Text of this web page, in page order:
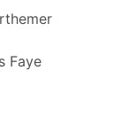
Faye